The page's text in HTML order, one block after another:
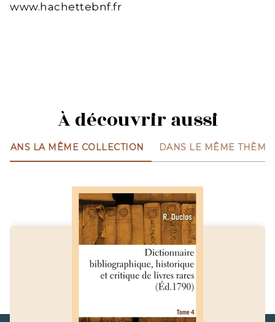
www.hachettebnf.fr
À découvrir aussi
DANS LA MÊME COLLECTION DANS LE MÊME THÈME